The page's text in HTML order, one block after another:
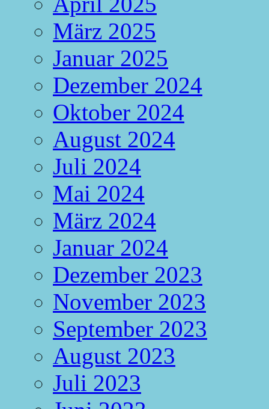
März 2025
Januar 2025
Dezember 2024
Oktober 2024
August 2024
Juli 2024
Mai 2024
März 2024
Januar 2024
Dezember 2023
November 2023
September 2023
August 2023
Juli 2023